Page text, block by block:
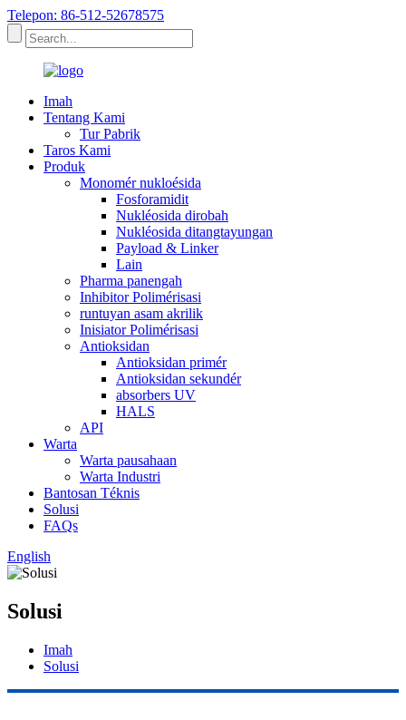
Telepon: 86-512-52678575
Imah
Tentang Kami
Tur Pabrik
Taros Kami
Produk
Monomér nukloésida
Fosforamidit
Nukléosida dirobah
Nukléosida ditangtayungan
Payload & Linker
Lain
Pharma panengah
Inhibitor Polimérisasi
runtuyan asam akrilik
Inisiator Polimérisasi
Antioksidan
Antioksidan primér
Antioksidan sekundér
absorbers UV
HALS
API
Warta
Warta pausahaan
Warta Industri
Bantosan Téknis
Solusi
FAQs
English
Solusi
Imah
Solusi